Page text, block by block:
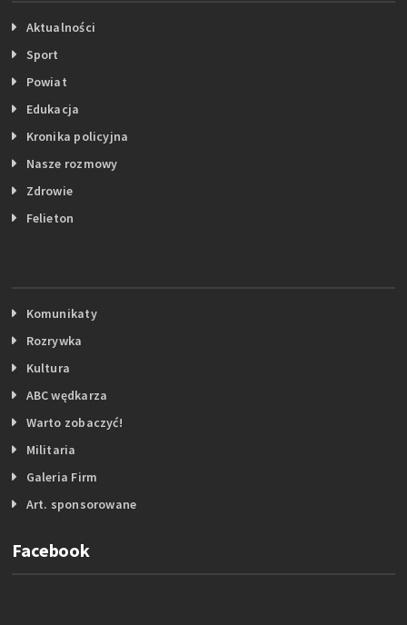
Aktualności
Sport
Powiat
Edukacja
Kronika policyjna
Nasze rozmowy
Zdrowie
Felieton
Komunikaty
Rozrywka
Kultura
ABC wędkarza
Warto zobaczyć!
Militaria
Galeria Firm
Art. sponsorowane
Facebook